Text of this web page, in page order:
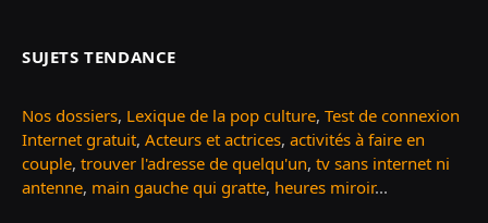
SUJETS TENDANCE
Nos dossiers, Lexique de la pop culture, Test de connexion
Internet gratuit, Acteurs et actrices, activités à faire en
couple, trouver l'adresse de quelqu'un, tv sans internet ni
antenne, main gauche qui gratte, heures miroir...